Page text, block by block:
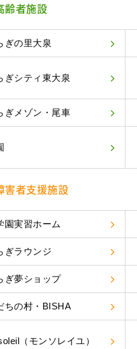
齢者施設
ぎの里大泉
ぎシティ東大泉
ぎメゾン・尾車
害者支援施設
園実習ホーム
ぎラウンジ
ぎ夢ショップ
ちの村・BISHA
（モンソレイユ）